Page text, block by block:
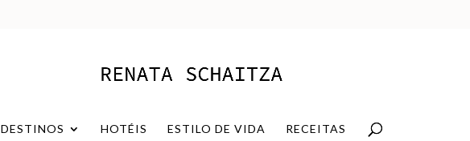
DESTINOS HOTÉIS ESTILO DE VIDA RECEITAS